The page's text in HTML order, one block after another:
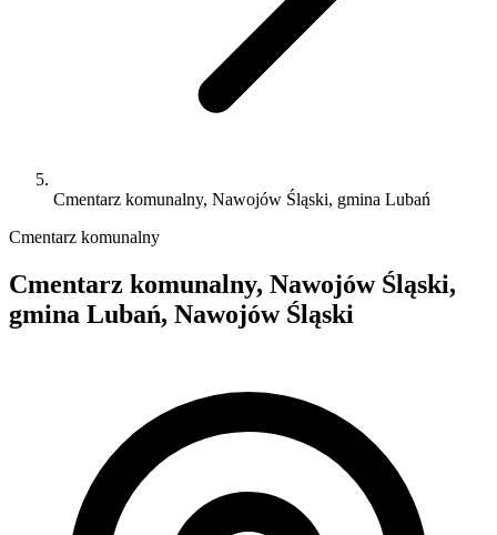
Cmentarz komunalny, Nawojów Śląski, gmina Lubań
Cmentarz komunalny
Cmentarz komunalny, Nawojów Śląski,
gmina Lubań, Nawojów Śląski